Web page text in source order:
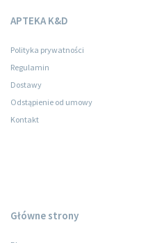
APTEKA K&D
Polityka prywatności
Regulamin
Dostawy
Odstąpienie od umowy
Kontakt
Główne strony